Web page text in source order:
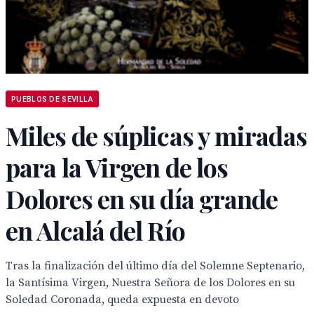
PUEBLOS DE SEVILLA
Miles de súplicas y miradas
para la Virgen de los
Dolores en su día grande
en Alcalá del Río
Tras la finalización del último día del Solemne Septenario,
la Santísima Virgen, Nuestra Señora de los Dolores en su
Soledad Coronada, queda expuesta en devoto